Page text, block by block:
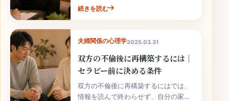
家庭の事実と次の行動へ落とし込むこ
続きを読む
夫婦関係の心理学2025.03.31
双方の不倫後に再構築するには｜
セラピー前に決める条件
双方の不倫後に再構築するにはでは、
情報を読んで終わらせず、自分の家庭